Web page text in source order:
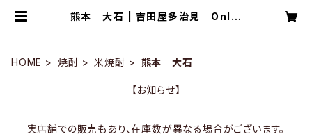
熊本 大石 | 吉田屋多治見 Onlin
HOME 焼酎 米焼酎 熊本 大石
【お知らせ】
実店舗での販売もあり、在庫数が異なる場合がございます。